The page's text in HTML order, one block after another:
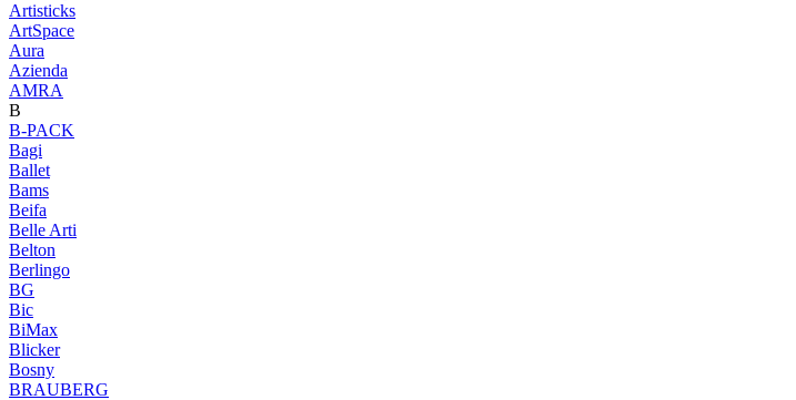
Artisticks
ArtSpace
Aura
Azienda
AМRA
B
B-PACK
Bagi
Ballet
Bams
Beifa
Belle Arti
Belton
Berlingo
BG
Bic
BiMax
Blicker
Bosny
BRAUBERG